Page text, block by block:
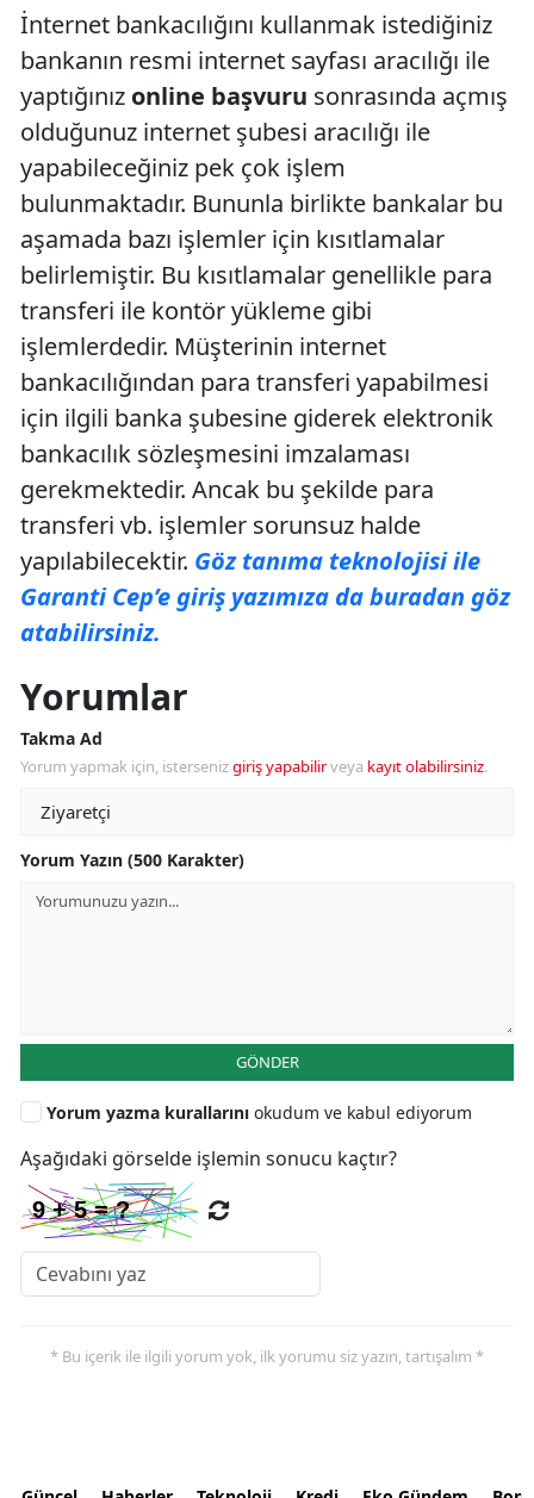
İnternet bankacılığını kullanmak istediğiniz
bankanın resmi internet sayfası aracılığı ile
yaptığınız online başvuru sonrasında açmış
olduğunuz internet şubesi aracılığı ile
yapabileceğiniz pek çok işlem
bulunmaktadır. Bununla birlikte bankalar bu
aşamada bazı işlemler için kısıtlamalar
belirlemiştir. Bu kısıtlamalar genellikle para
transferi ile kontör yükleme gibi
işlemlerdedir. Müşterinin internet
bankacılığından para transferi yapabilmesi
için ilgili banka şubesine giderek elektronik
bankacılık sözleşmesini imzalaması
gerekmektedir. Ancak bu şekilde para
transferi vb. işlemler sorunsuz halde
yapılabilecektir. Göz tanıma teknolojisi ile
Garanti Cep’e giriş yazımıza da buradan göz
atabilirsiniz.
Yorumlar
Takma Ad
Yorum yapmak için, istersenizgiriş yapabilirveya kayıt olabilirsiniz.
Yorum Yazın (500 Karakter)
GÖNDER
Yorum yazma kurallarını okudum ve kabul ediyorum
Aşağıdaki görselde işlemin sonucu kaçtır?
* Bu içerik ile ilgili yorum yok, ilk yorumu siz yazın, tartışalım *